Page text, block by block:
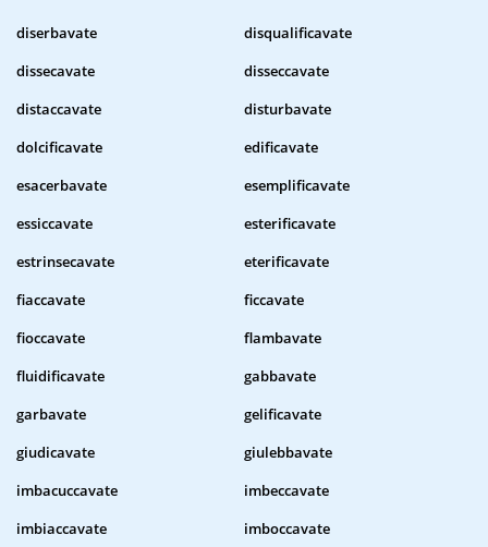
diserbavate
disqualificavate
dissecavate
disseccavate
distaccavate
disturbavate
dolcificavate
edificavate
esacerbavate
esemplificavate
essiccavate
esterificavate
estrinsecavate
eterificavate
fiaccavate
ficcavate
fioccavate
flambavate
fluidificavate
gabbavate
garbavate
gelificavate
giudicavate
giulebbavate
imbacuccavate
imbeccavate
imbiaccavate
imboccavate